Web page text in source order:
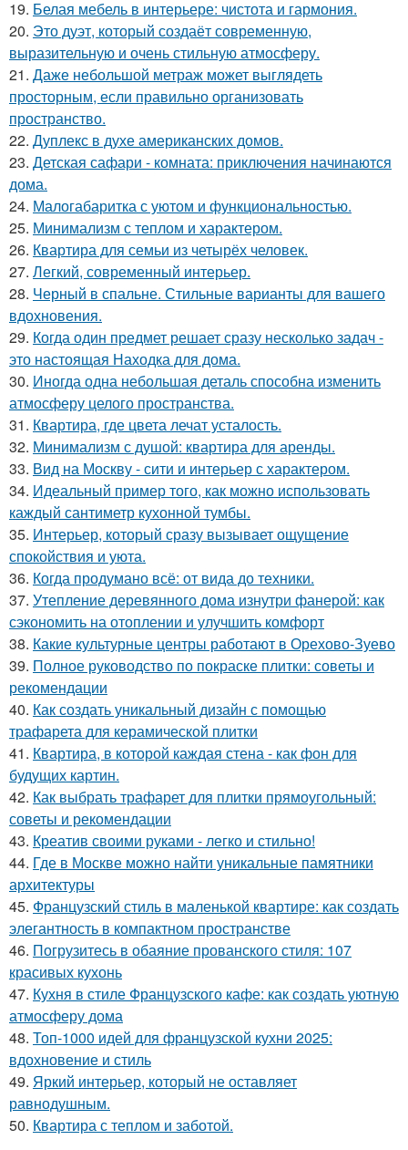
19. Белая мебель в интерьере: чистота и гармония.
20. Это дуэт, который создаёт современную,
выразительную и очень стильную атмосферу.
21. Даже небольшой метраж может выглядеть
просторным, если правильно организовать
пространство.
22. Дуплекс в духе американских домов.
23. Детская сафари - комната: приключения начинаются
дома.
24. Малогабаритка с уютом и функциональностью.
25. Минимализм с теплом и характером.
26. Квартира для семьи из четырёх человек.
27. Легкий, современный интерьер.
28. Черный в спальне. Стильные варианты для вашего
вдохновения.
29. Когда один предмет решает сразу несколько задач -
это настоящая Находка для дома.
30. Иногда одна небольшая деталь способна изменить
атмосферу целого пространства.
31. Квартира, где цвета лечат усталость.
32. Минимализм с душой: квартира для аренды.
33. Вид на Москву - сити и интерьер с характером.
34. Идеальный пример того, как можно использовать
каждый сантиметр кухонной тумбы.
35. Интерьер, который сразу вызывает ощущение
спокойствия и уюта.
36. Когда продумано всё: от вида до техники.
37. Утепление деревянного дома изнутри фанерой: как
сэкономить на отоплении и улучшить комфорт
38. Какие культурные центры работают в Орехово-Зуево
39. Полное руководство по покраске плитки: советы и
рекомендации
40. Как создать уникальный дизайн с помощью
трафарета для керамической плитки
41. Квартира, в которой каждая стена - как фон для
будущих картин.
42. Как выбрать трафарет для плитки прямоугольный:
советы и рекомендации
43. Креатив своими руками - легко и стильно!
44. Где в Москве можно найти уникальные памятники
архитектуры
45. Французский стиль в маленькой квартире: как создать
элегантность в компактном пространстве
46. Погрузитесь в обаяние прованского стиля: 107
красивых кухонь
47. Кухня в стиле Французского кафе: как создать уютную
атмосферу дома
48. Топ-1000 идей для французской кухни 2025:
вдохновение и стиль
49. Яркий интерьер, который не оставляет
равнодушным.
50. Квартира с теплом и заботой.